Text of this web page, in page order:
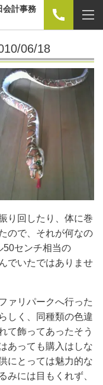
計事務
06/18
り回したり、体に巻
ので、それが何なの
50センチ相当の
でいたではありませ
ァリパークへ行った
しく、同種類の色違
て飾ってあったそう
あっても購入はしな
にとっては魅力的な
みには目もくれず、